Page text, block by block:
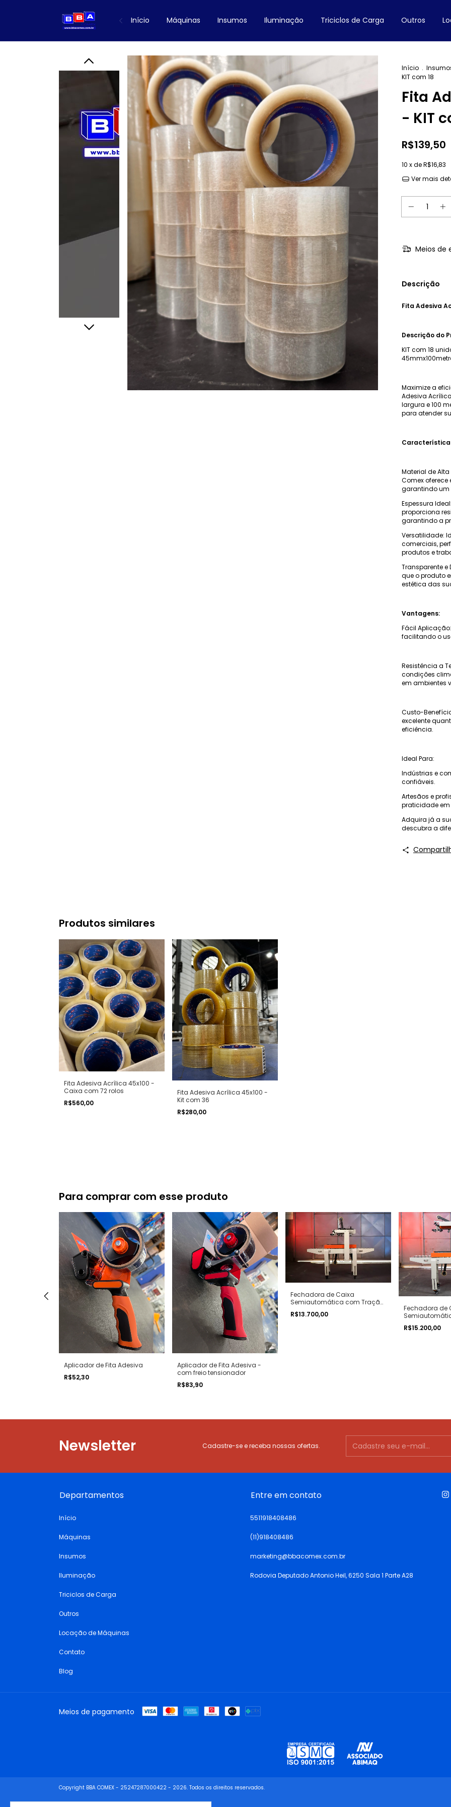
Início Máquinas Insumos Iluminação Triciclos de Carga Outros
Início .
KIT com 18
Fita
- KIT
R$139,50
10 x deR$16,83
Ver mais
Meios de
Descrição
Fita Adesiva
Descrição do
KIT com 18
Maximize a
Adesiva
largura e 100
para atender
Material de
Comex oferece
garantindo um
Espessura
proporciona
garantindo a
Versatilidade:
comerciais,
produtos e
Transparente
que o produto
estética das
Vantagens:
Fácil
facilitando o
Resistência a
condições
em ambientes
Custo-
excelente
eficiência.
Ideal Para:
Indústrias e
confiáveis.
Artesãos e
praticidade em
Adquira já a
descubra a
Produtos similares
Fita Adesiva Acrílica 45x100 -
Caixa com 72 rolos
R$560,00
Fita Adesiva Acrílica 45x100 -
Kit com 36
R$280,00
Para comprar com esse produto
Aplicador de Fita Adesiva
R$52,30
Aplicador de Fita Adesiva -
com freio tensionador
R$83,90
Fechadora de Caixa
Semiautomática com Tração
Lateral
R$13.700,00
Fechadora de
Lateral e
R$15.200,00
Newsletter Cadastre-se e receba nossas ofertas.
Departamentos
Início
Máquinas
Insumos
Iluminação
Triciclos de Carga
Outros
Locação de Máquinas
Contato
Blog
Entre em contato
5511918408486
(11)918408486
marketing@bbacomex.com.br
Rodovia Deputado Antonio Heil, 6250 Sala 1 Parte A28
Meios de pagamento
Copyright BBA COMEX - 25247287000422 - 2026. Todos os direitos reservados.